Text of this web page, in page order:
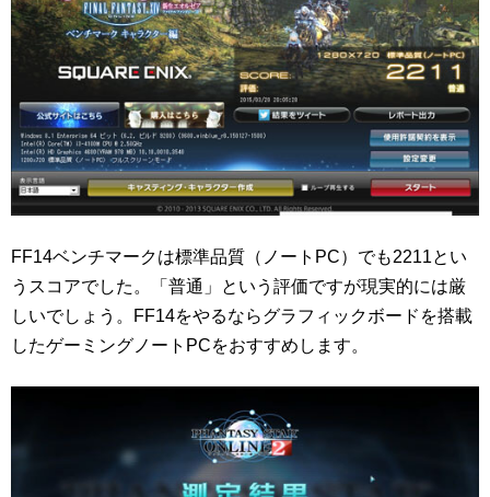
FF14ベンチマークは標準品質（ノートPC）でも2211とい
うスコアでした。「普通」という評価ですが現実的には厳
しいでしょう。FF14をやるならグラフィックボードを搭載
したゲーミングノートPCをおすすめします。